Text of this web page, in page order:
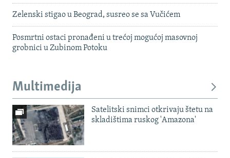
Zelenski stigao u Beograd, susreo se sa Vučićem
Posmrtni ostaci pronađeni u trećoj mogućoj masovnoj
grobnici u Zubinom Potoku
Multimedija
Satelitski snimci otkrivaju štetu na
skladištima ruskog 'Amazona'